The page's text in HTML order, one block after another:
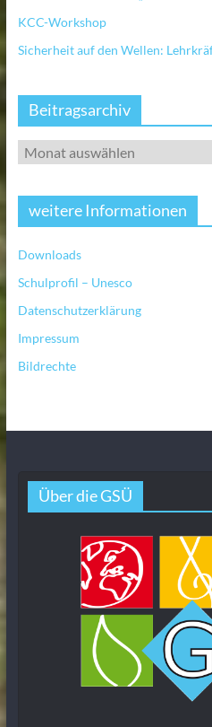
KCC-Workshop
Sicherheit auf den Wellen:
Beitragsarchiv
weitere Informationen
Downloads
Schulprofil – Unesco
Datenschutzerklärung
Impressum
Bildrechte
Über die GSÜ